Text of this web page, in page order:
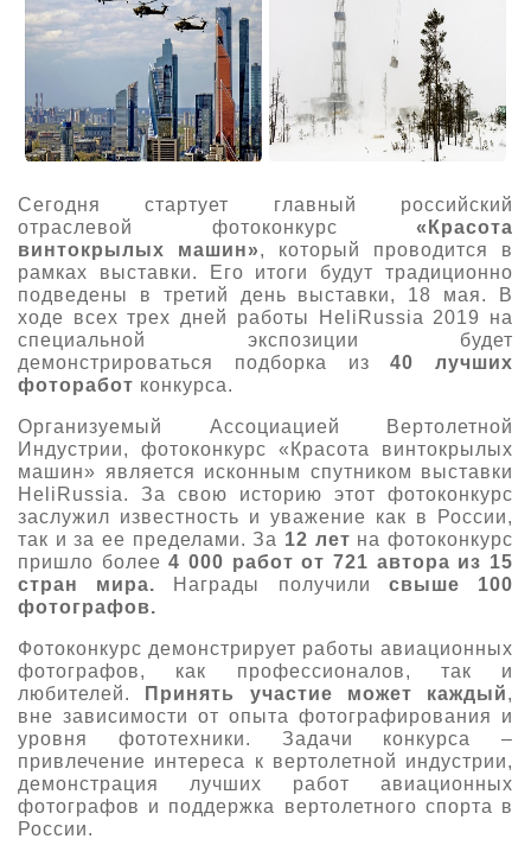
Сегодня стартует главный российский
отраслевой фотоконкурс «Красота
винтокрылых машин», который проводится в
рамках выставки. Его итоги будут традиционно
подведены в третий день выставки, 18 мая. В
ходе всех трех дней работы HeliRussia 2019 на
специальной экспозиции будет
демонстрироваться подборка из40 лучших
фоторабот конкурса.
Организуемый Ассоциацией Вертолетной
Индустрии, фотоконкурс «Красота винтокрылых
машин» является исконным спутником выставки
HeliRussia. За свою историю этот фотоконкурс
заслужил известность и уважение как в России,
так и за ее пределами. За 12 лет на фотоконкурс
пришло более4 000 работ от 721 автора из 15
стран мира. Награды получили свыше 100
фотографов.
Фотоконкурс демонстрирует работы авиационных
фотографов, как профессионалов, так и
любителей.
Принять участие может каждый,
вне зависимости от опыта фотографирования и
уровня фототехники. Задачи конкурса –
привлечение интереса к вертолетной индустрии,
демонстрация лучших работ авиационных
фотографов и поддержка вертолетного спорта в
России.